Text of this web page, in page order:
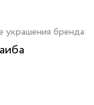
украшения бренда